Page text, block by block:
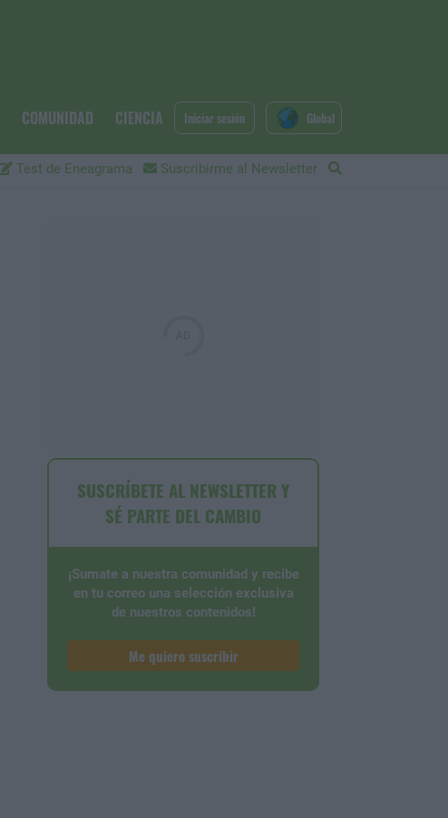
COMUNIDAD CIENCIA
Test de Eneagrama Suscribirme al Newsletter
Iniciar sesión Global
SUSCRÍBETE AL NEWSLETTER Y
SÉ PARTE DEL CAMBIO
¡Sumate a nuestra comunidad y recibe
en tu correo una selección exclusiva
de nuestros contenidos!
Me quiero suscribir